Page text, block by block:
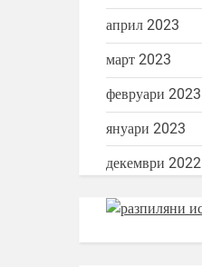
април 2023
март 2023
февруари 2023
януари 2023
декември 2022